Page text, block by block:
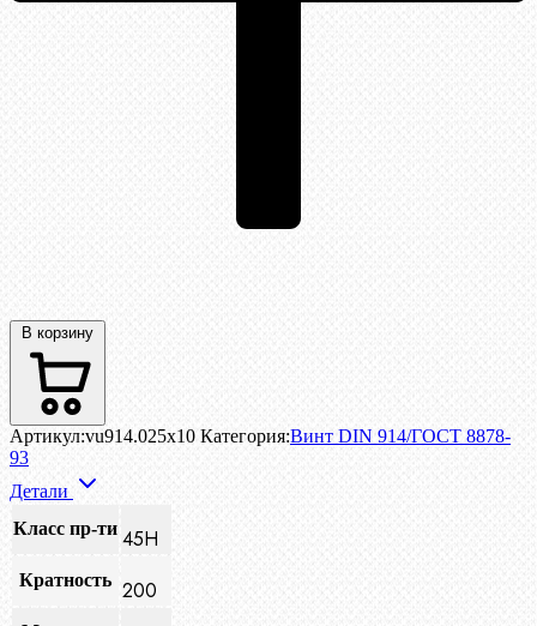
В корзину
Артикул:vu914.025x10 Категория:Винт DIN 914/ГОСТ 8878-
93
Детали
Класс пр-ти 45H
Кратность 200